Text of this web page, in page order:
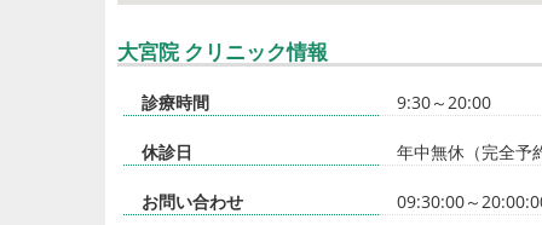
大宮院 クリニック情報
診療時間 9:30～20:00
休診日 年中無休（完全予
お問い合わせ 09:30:00～